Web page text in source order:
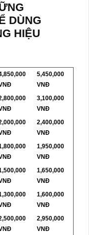
DÙNG
HIỆU
5,450,000
VNĐ
3,100,000
VNĐ
2,400,000
VNĐ
1,950,000
VNĐ
1,650,000
VNĐ
1,600,000
VNĐ
2,950,000
VNĐ